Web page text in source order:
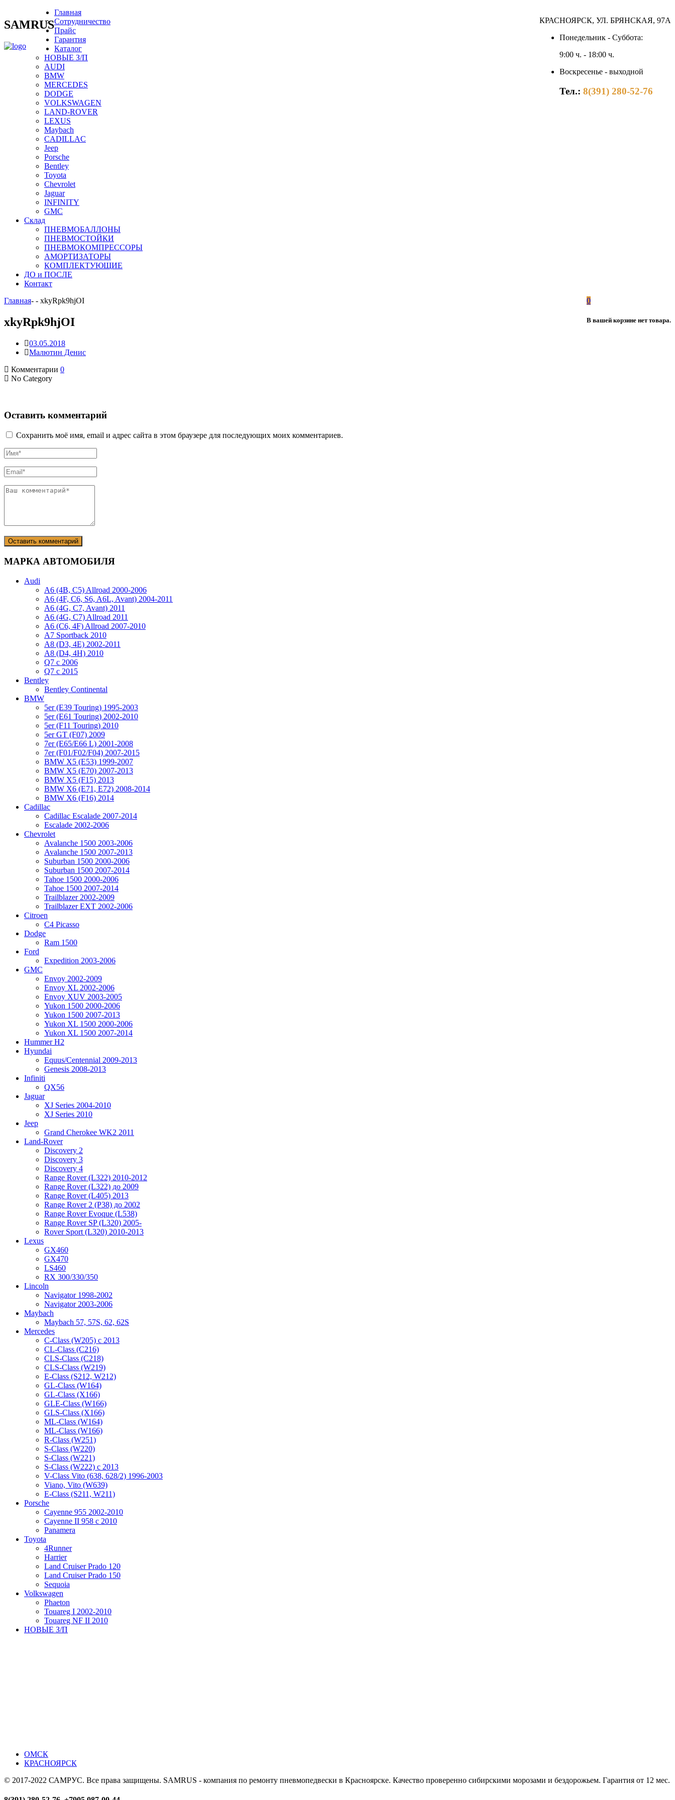
SAMRUS
КРАСНОЯРСК, УЛ. БРЯНСКАЯ, 97А
Понедельник - Суббота:
9:00 ч. - 18:00 ч.
Воскресенье - выходной
Тел.: 8(391) 280-52-76
Главная
Сотрудничество
Прайс
Гарантия
Каталог
НОВЫЕ З/П
AUDI
BMW
MERCEDES
DODGE
VOLKSWAGEN
LAND-ROVER
LEXUS
Maybach
CADILLAC
Jeep
Porsche
Bentley
Toyota
Chevrolet
Jaguar
INFINITY
GMC
Склад
ПНЕВМОБАЛЛОНЫ
ПНЕВМОСТОЙКИ
ПНЕВМОКОМПРЕССОРЫ
АМОРТИЗАТОРЫ
КОМПЛЕКТУЮЩИЕ
ДО и ПОСЛЕ
Контакт
0
В вашей корзине нет товара.
Главная- - xkyRpk9hjOI
xkyRpk9hjOI
03.05.2018
Малютин Денис
Комментарии 0
No Category
Оставить комментарий
Сохранить моё имя, email и адрес сайта в этом браузере для последующих моих комментариев.
МАРКА АВТОМОБИЛЯ
Audi
A6 (4B, C5) Allroad 2000-2006
A6 (4F, C6, S6, A6L, Avant) 2004-2011
A6 (4G, C7, Avant) 2011
A6 (4G, C7) Allroad 2011
A6 (C6, 4F) Allroad 2007-2010
A7 Sportback 2010
A8 (D3, 4E) 2002-2011
A8 (D4, 4H) 2010
Q7 с 2006
Q7 с 2015
Bentley
Bentley Continental
BMW
5er (E39 Touring) 1995-2003
5er (E61 Touring) 2002-2010
5er (F11 Touring) 2010
5er GT (F07) 2009
7er (E65/E66 L) 2001-2008
7er (F01/F02/F04) 2007-2015
BMW X5 (E53) 1999-2007
BMW X5 (E70) 2007-2013
BMW X5 (F15) 2013
BMW X6 (E71, E72) 2008-2014
BMW X6 (F16) 2014
Cadillac
Cadillac Escalade 2007-2014
Escalade 2002-2006
Chevrolet
Avalanche 1500 2003-2006
Avalanche 1500 2007-2013
Suburban 1500 2000-2006
Suburban 1500 2007-2014
Tahoe 1500 2000-2006
Tahoe 1500 2007-2014
Trailblazer 2002-2009
Trailblazer EXT 2002-2006
Citroen
C4 Picasso
Dodge
Ram 1500
Ford
Expedition 2003-2006
GMC
Envoy 2002-2009
Envoy XL 2002-2006
Envoy XUV 2003-2005
Yukon 1500 2000-2006
Yukon 1500 2007-2013
Yukon XL 1500 2000-2006
Yukon XL 1500 2007-2014
Hummer H2
Hyundai
Equus/Centennial 2009-2013
Genesis 2008-2013
Infiniti
QX56
Jaguar
XJ Series 2004-2010
XJ Series 2010
Jeep
Grand Cherokee WK2 2011
Land-Rover
Discovery 2
Discovery 3
Discovery 4
Range Rover (L322) 2010-2012
Range Rover (L322) до 2009
Range Rover (L405) 2013
Range Rover 2 (P38) до 2002
Range Rover Evoque (L538)
Range Rover SP (L320) 2005-
Rover Sport (L320) 2010-2013
Lexus
GX460
GX470
LS460
RX 300/330/350
Lincoln
Navigator 1998-2002
Navigator 2003-2006
Maybach
Maybach 57, 57S, 62, 62S
Mercedes
C-Class (W205) с 2013
CL-Class (C216)
CLS-Class (C218)
CLS-Class (W219)
E-Class (S212, W212)
GL-Class (W164)
GL-Class (X166)
GLE-Class (W166)
GLS-Class (X166)
ML-Class (W164)
ML-Class (W166)
R-Class (W251)
S-Class (W220)
S-Class (W221)
S-Class (W222) с 2013
V-Class Vito (638, 628/2) 1996-2003
Viano, Vito (W639)
Е-Class (S211, W211)
Porsche
Cayenne 955 2002-2010
Cayenne II 958 с 2010
Panamera
Toyota
4Runner
Harrier
Land Cruiser Prado 120
Land Cruiser Prado 150
Sequoia
Volkswagen
Phaeton
Touareg I 2002-2010
Touareg NF II 2010
НОВЫЕ З/П
ОМСК
КРАСНОЯРСК
© 2017-2022 САМРУС. Все права защищены. SAMRUS - компания по ремонту пневмопедвески в Красноярске. Качество проверенно сибирскими морозами и бездорожьем. Гарантия от 12 мес.